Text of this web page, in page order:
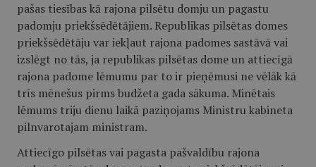
pašas tiesības kā rajona pilsētu domju un pagastu
padomju priekšsēdētājiem. Republikas pilsētas domes
priekšsēdētāju var iekļaut rajona padomes sastāvā vai
izslēgt no tās, ja republikas pilsētas dome un attiecīgā
rajona padome lēmumu par to ir pieņēmusi ne vēlāk kā
trīs mēnešus pirms budžeta gada sākuma. Minētais
lēmums triju dienu laikā paziņojams Ministru kabineta
pilnvarotajam ministram.
Attiecīgo pilsētas vai pagasta pašvaldību rajona